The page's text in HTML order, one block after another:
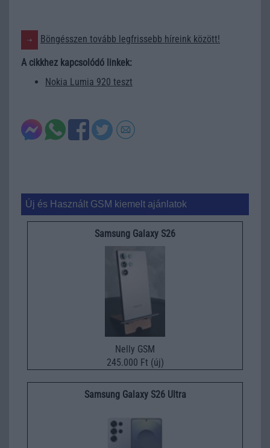
Böngésszen tovább legfrissebb híreink között!
A cikkhez kapcsolódó linkek:
Nokia Lumia 920 teszt
Új és Használt GSM kiemelt ajánlatok
Samsung Galaxy S26
Nelly GSM
245.000 Ft (új)
Samsung Galaxy S26 Ultra